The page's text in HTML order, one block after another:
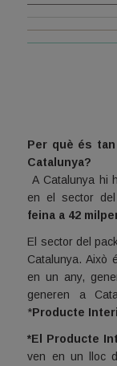
Per què és
Catalunya?
A Catalunya hi
en el sector
feina a 42
El sector del
Catalunya. Això
en un any,
generen a
*Producte
*El Producte
ven en un lloc